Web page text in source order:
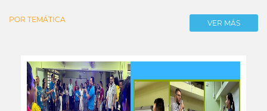
POR TEMÁTICA VER MÁS